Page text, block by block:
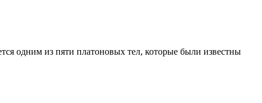
одним из пяти платоновых тел, которые были известны